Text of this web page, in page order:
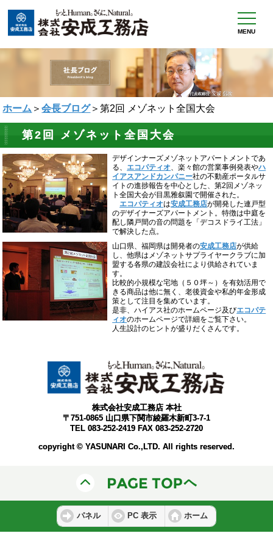
MENU
ホーム ＞会長ブログ＞第2回 メゾネット全国大会
第2回 メゾネット全国大会
デザインナーズメゾネットアパートメントであ
る、 エコパティオ、楽々館の営業事例発表やハ
イアスアンドカンパニー社の不動産ポータルサ
イトの進捗報告を中心とした、第2回メゾネッ
ト全国大会が目黒雅叙園で開催された。
エコパティオは安成工務店が開発した連戸型
のデザイナーズアパートメント。特徴は中庭を
配し隣戸間の音の問題を「デコスドライ工法」
で解決した点。
山口県、福岡県は開発者の安成工務店が供給
し、他県はメゾネットサプライヤークラブに加
盟する各県の建設会社により供給されていま
す。
比較的小規模な宅地（５０坪～）を有効活用で
きる商品は他に無く、老後資金や私的年金形成
策として注目を集めています。
是非、ハイアス社のホームページ及びエコパテ
ィオのホームページで詳細をご覧下さい。
人生設計のヒントが盛りだくさんです。
株式会社安成工務店 本社
〒751-0865 山口県下関市綾羅木新町3-7-1
TEL 083-252-2419 FAX 083-252-2720
copyright © YASUNARI Co.,LTD. All rights reserved.
パネル PC 表示 ホーム